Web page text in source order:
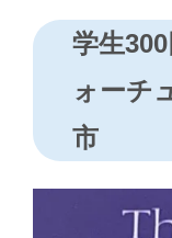
学生
ォーチ
市